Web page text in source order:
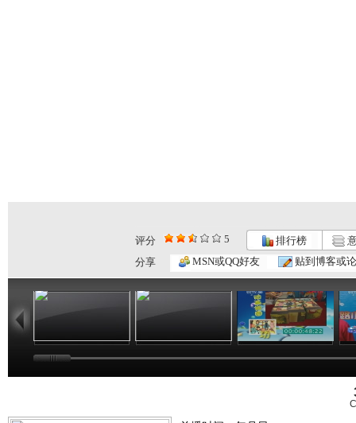
评分 5 排行榜
分享
MSN或QQ好友 贴到博客或
06:17
银河剧场 ...
04:37
银河剧场 ...
06:26